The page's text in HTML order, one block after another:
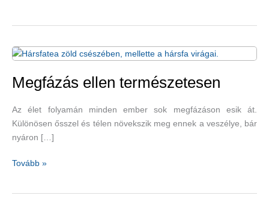
Megfázás ellen természetesen
Az élet folyamán minden ember sok megfázáson esik át.
Különösen ősszel és télen növekszik meg ennek a veszélye, bár
nyáron […]
Megfázás
Tovább »